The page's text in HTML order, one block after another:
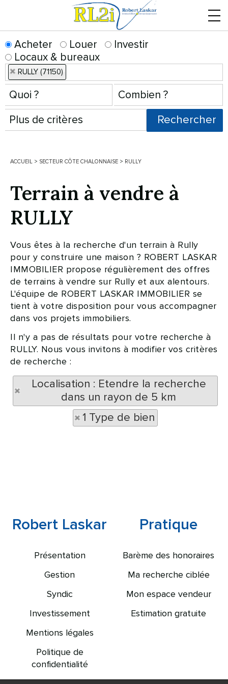
Acheter Louer
Investir
Locaux & bureaux
RULLY (71150)
ACCUEIL > SECTEUR CÔTE CHALONNAISE > RULLY
Terrain à vendre à
RULLY
Vous êtes à la recherche d'un terrain à Rully
pour y construire une maison ? ROBERT LASKAR
IMMOBILIER propose régulièrement des offres
de terrains à vendre sur Rully et aux alentours.
L'équipe de ROBERT LASKAR IMMOBILIER se
tient à votre disposition pour vous accompagner
dans vos projets immobiliers.
Il n'y a pas de résultats pour votre recherche à
RULLY. Nous vous invitons à modifier vos critères
de recherche :
Localisation : Etendre la recherche
dans un rayon de 5 km
1 Type de bien
Robert Laskar
Présentation
Gestion
Syndic
Investissement
Mentions légales
Politique de
confidentialité
Pratique
Barème des honoraires
Ma recherche ciblée
Mon espace vendeur
Estimation gratuite